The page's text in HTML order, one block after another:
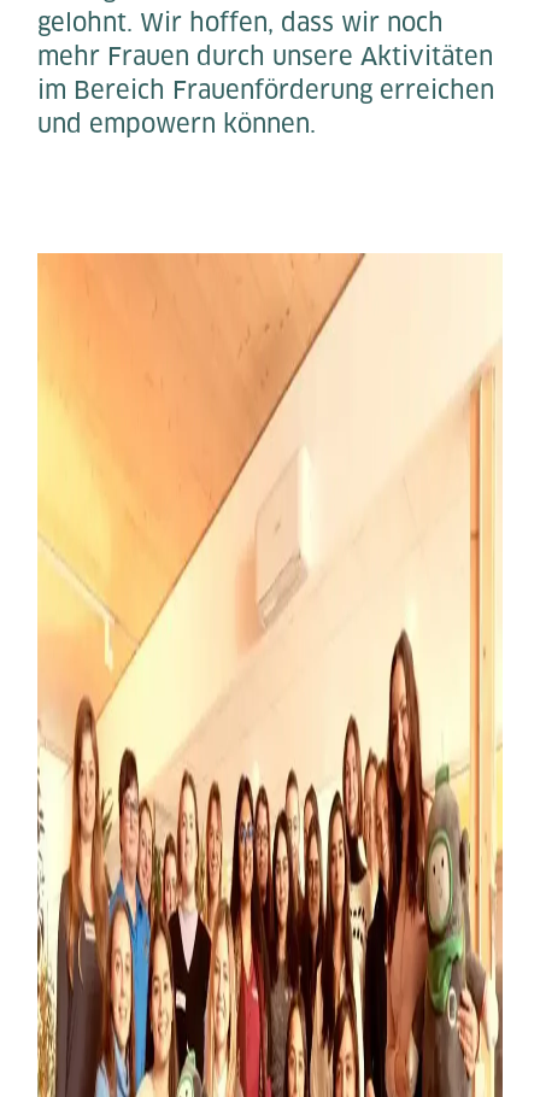
gelohnt. Wir hoffen, dass wir noch
mehr Frauen durch unsere Aktivitäten
im Bereich Frauenförderung erreichen
und empowern können.